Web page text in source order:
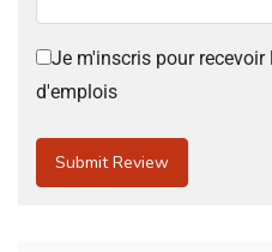
Je m'inscris pour
d'emplois